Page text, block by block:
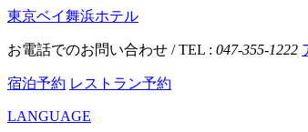
東京ベイ舞浜ホテル
お電話でのお問い合わせ / TEL : 047-355-1222
宿泊予約 レストラン予約
LANGUAGE